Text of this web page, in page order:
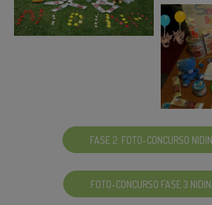
FASE 2: FOTO-CONCURSO
FOTO-CONCURSO FASE 3